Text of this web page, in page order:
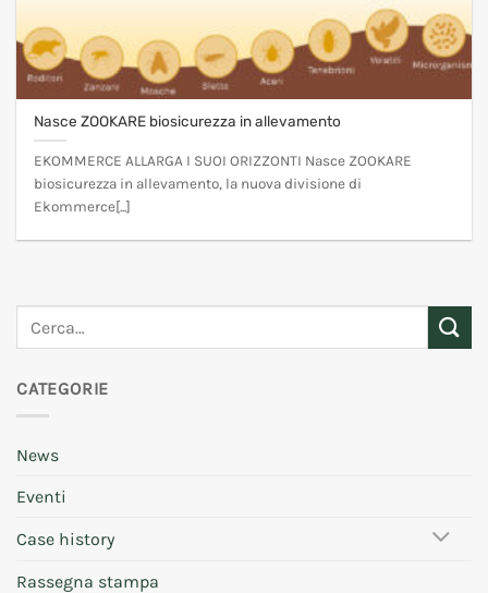
Nasce ZOOKARE biosicurezza in allevamento
EKOMMERCE ALLARGA I SUOI ORIZZONTI Nasce ZOOKARE
biosicurezza in allevamento, la nuova divisione di
Ekommerce[...]
CATEGORIE
News
Eventi
Case history
Rassegna stampa